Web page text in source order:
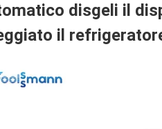
disgeli il
il